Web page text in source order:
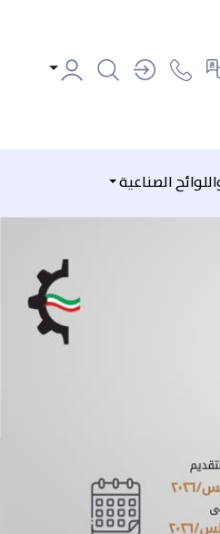
الصناعية